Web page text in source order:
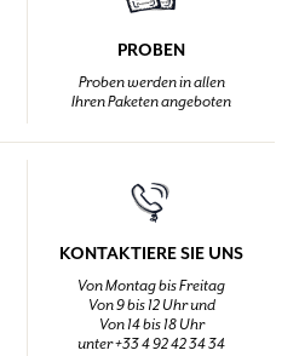
PROBEN
Proben werden in allen
Ihren Paketen angeboten
KONTAKTIERE SIE UNS
Von Montag bis Freitag
Von 9 bis 12 Uhr und
Von 14 bis 18 Uhr
unter +33 4 92 42 34 34